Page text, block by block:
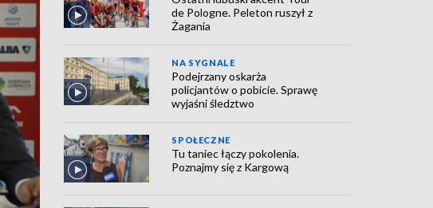
de Pologne. Peleton ruszył z
Żagania
NA SYGNALE
Podejrzany oskarża
policjantów o pobicie. Sprawę
wyjaśni śledztwo
SPOŁECZNE
Tu taniec łączy pokolenia.
Poznajmy się z Kargową